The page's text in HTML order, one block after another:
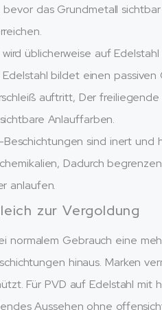
das Grundmetall
wird üblicherweise auf
bildet einen
auftritt, Der
Anlauffarben.
Beschichtungen sind inert und
Dadurch
anlaufen.
zur Vergoldung
normalem Gebrauch eine
hinaus. Marken
Für PVD auf Edelstahl mit
Aussehen ohne